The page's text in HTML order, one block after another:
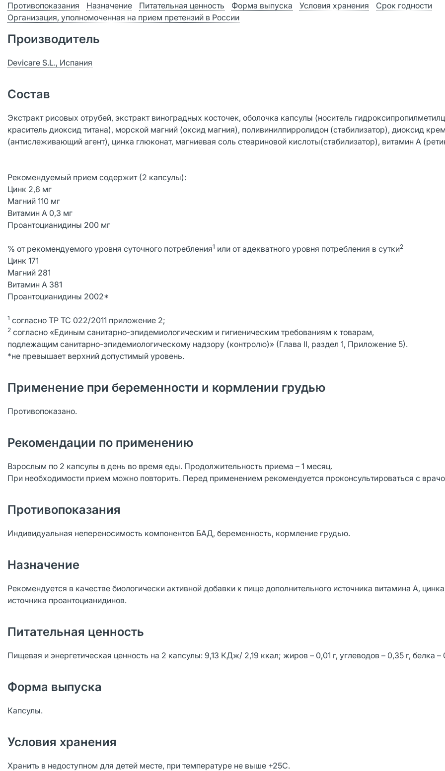
Противопоказания
Назначение Питательная ценность Форма выпуска Условия хранения
Срок годности
Организация, уполномоченная на прием претензий в России
Производитель
Devicare S.L., Испания
Состав
Экстракт рисовых отрубей, экстракт виноградных косточек, оболочка капсулы (носитель
краситель диоксид титана), морской магний (оксид магния), поливинилпирролидон (стабилизатор), диоксид
(антислеживающий агент), цинка глюконат, магниевая соль стеариновой кислоты(стабилизатор), витамин А
Рекомендуемый прием содержит (2 капсулы):
Цинк 2,6 мг
Магний 110 мг
Витамин А 0,3 мг
Проантоцианидины 200 мг
% от рекомендуемого уровня суточного потребления1 или от адекватного уровня потребления в сутки2
Цинк 171
Магний 281
Витамин А 381
Проантоцианидины 2002*
1 согласно ТР ТС 022/2011 приложение 2;
2 согласно «Единым санитарно-эпидемиологическим и гигиеническим требованиям к товарам,
подлежащим санитарно-эпидемиологическому надзору (контролю)» (Глава II, раздел 1, Приложение 5).
*не превышает верхний допустимый уровень.
Применение при беременности и кормлении грудью
Противопоказано.
Рекомендации по применению
Взрослым по 2 капсулы в день во время еды. Продолжительность приема – 1 месяц.
При необходимости прием можно повторить. Перед применением рекомендуется проконсультироваться с
Противопоказания
Индивидуальная непереносимость компонентов БАД, беременность, кормление грудью.
Назначение
Рекомендуется в качестве биологически активной добавки к пище дополнительного источника витамина А,
источника проантоцианидинов.
Питательная ценность
Пищевая и энергетическая ценность на 2 капсулы: 9,13 КДж/ 2,19 ккал; жиров – 0,01 г, углеводов – 0,35 г, белка –
Форма выпуска
Капсулы.
Условия хранения
Хранить в недоступном для детей месте, при температуре не выше +25С.